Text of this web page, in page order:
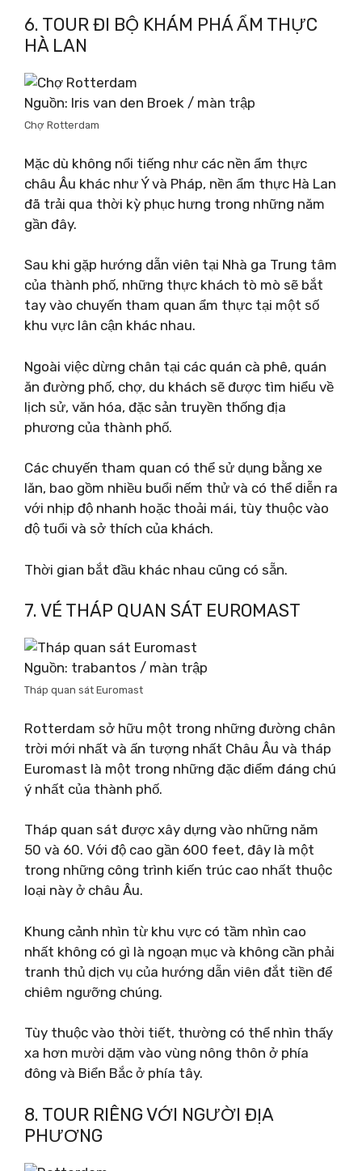
6. TOUR ĐI BỘ KHÁM PHÁ ẨM THỰC
HÀ LAN
Nguồn: Iris van den Broek / màn trập
Chợ Rotterdam
Mặc dù không nổi tiếng như các nền ẩm thực
châu Âu khác như Ý và Pháp, nền ẩm thực Hà Lan
đã trải qua thời kỳ phục hưng trong những năm
gần đây.
Sau khi gặp hướng dẫn viên tại Nhà ga Trung tâm
của thành phố, những thực khách tò mò sẽ bắt
tay vào chuyến tham quan ẩm thực tại một số
khu vực lân cận khác nhau.
Ngoài việc dừng chân tại các quán cà phê, quán
ăn đường phố, chợ, du khách sẽ được tìm hiểu về
lịch sử, văn hóa, đặc sản truyền thống địa
phương của thành phố.
Các chuyến tham quan có thể sử dụng bằng xe
lăn, bao gồm nhiều buổi nếm thử và có thể diễn ra
với nhịp độ nhanh hoặc thoải mái, tùy thuộc vào
độ tuổi và sở thích của khách.
Thời gian bắt đầu khác nhau cũng có sẵn.
7. VÉ THÁP QUAN SÁT EUROMAST
Nguồn: trabantos / màn trập
Tháp quan sát Euromast
Rotterdam sở hữu một trong những đường chân
trời mới nhất và ấn tượng nhất Châu Âu và tháp
Euromast là một trong những đặc điểm đáng chú
ý nhất của thành phố.
Tháp quan sát được xây dựng vào những năm
50 và 60. Với độ cao gần 600 feet, đây là một
trong những công trình kiến ​​trúc cao nhất thuộc
loại này ở châu Âu.
Khung cảnh nhìn từ khu vực có tầm nhìn cao
nhất không có gì là ngoạn mục và không cần phải
tranh thủ dịch vụ của hướng dẫn viên đắt tiền để
chiêm ngưỡng chúng.
Tùy thuộc vào thời tiết, thường có thể nhìn thấy
xa hơn mười dặm vào vùng nông thôn ở phía
đông và Biển Bắc ở phía tây.
8. TOUR RIÊNG VỚI NGƯỜI ĐỊA
PHƯƠNG